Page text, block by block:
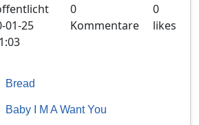
01-25
0
Kommentare
0
likes
Bread
Baby I M A Want You